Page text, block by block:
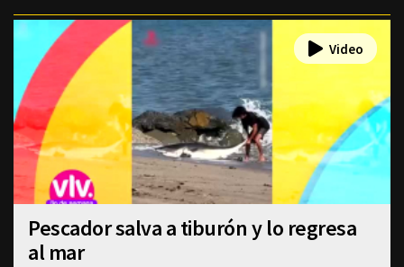
Pescador salva a tiburón y lo regresa
al mar